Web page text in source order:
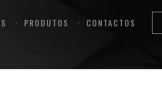
PRODUTOS CONTACTOS